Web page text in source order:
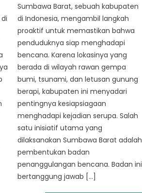
Sumbawa Barat, sebuah kabupaten
di Indonesia, mengambil langkah
proaktif untuk memastikan bahwa
penduduknya siap menghadapi
bencana. Karena lokasinya yang
berada di wilayah rawan gempa
bumi, tsunami, dan letusan gunung
berapi, kabupaten ini menyadari
pentingnya kesiapsiagaan
menghadapi kejadian serupa. Salah
satu inisiatif utama yang
dilaksanakan Sumbawa Barat adalah
pembentukan badan
penanggulangan bencana. Badan ini
bertanggung jawab […]